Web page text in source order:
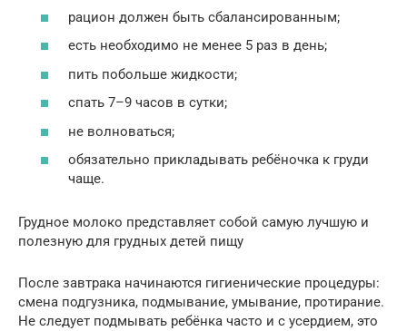
рацион должен быть сбалансированным;
есть необходимо не менее 5 раз в день;
пить побольше жидкости;
спать 7–9 часов в сутки;
не волноваться;
обязательно прикладывать ребёночка к груди
чаще.
Грудное молоко представляет собой самую лучшую и
полезную для грудных детей пищу
После завтрака начинаются гигиенические процедуры:
смена подгузника, подмывание, умывание, протирание.
Не следует подмывать ребёнка часто и с усердием, это